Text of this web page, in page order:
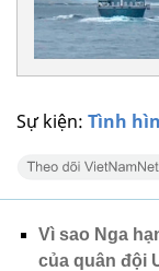
Sự kiện: Tình
Vì sao Nga
của quân đội